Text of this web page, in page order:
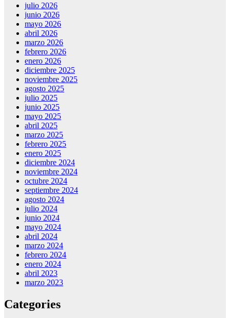
julio 2026
junio 2026
mayo 2026
abril 2026
marzo 2026
febrero 2026
enero 2026
diciembre 2025
noviembre 2025
agosto 2025
julio 2025
junio 2025
mayo 2025
abril 2025
marzo 2025
febrero 2025
enero 2025
diciembre 2024
noviembre 2024
octubre 2024
septiembre 2024
agosto 2024
julio 2024
junio 2024
mayo 2024
abril 2024
marzo 2024
febrero 2024
enero 2024
abril 2023
marzo 2023
Categories